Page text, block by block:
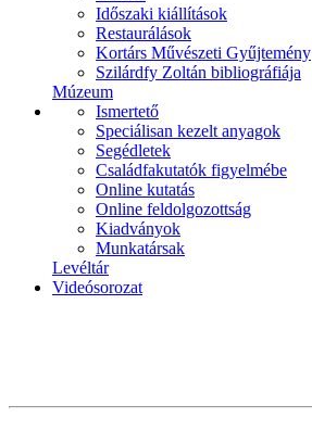
Időszaki kiállítások
Restaurálások
Kortárs Művészeti Gyűjtemény
Szilárdfy Zoltán bibliográfiája
Múzeum
Ismertető
Speciálisan kezelt anyagok
Segédletek
Családfakutatók figyelmébe
Online kutatás
Online feldolgozottság
Kiadványok
Munkatársak
Levéltár
Videósorozat